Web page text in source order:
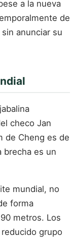
a la nueva
de
anunciar su
checo Jan
de Cheng es de
brecha es un
mundial, no
forma
metros. Los
grupo